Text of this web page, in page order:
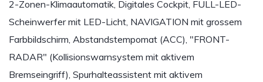
2-Zonen-Klimaautomatik, Digitales Cockpit, FULL-LED-
Scheinwerfer mit LED-Licht, NAVIGATION mit grossem
Farbbildschirm, Abstandstempomat (ACC), "FRONT-
RADAR" (Kollisionswarnsystem mit aktivem
Bremseingriff), Spurhalteassistent mit aktivem